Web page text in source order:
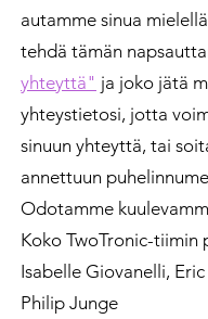
autamme sinua
tehdä tämän
yhteyttä" ja joko jätä
yhteystietosi, jotta
sinuun yhteyttä, tai
annettuun
Odotamme
Koko TwoTronic-tiimin
Isabelle Giovanelli,
Philip Junge